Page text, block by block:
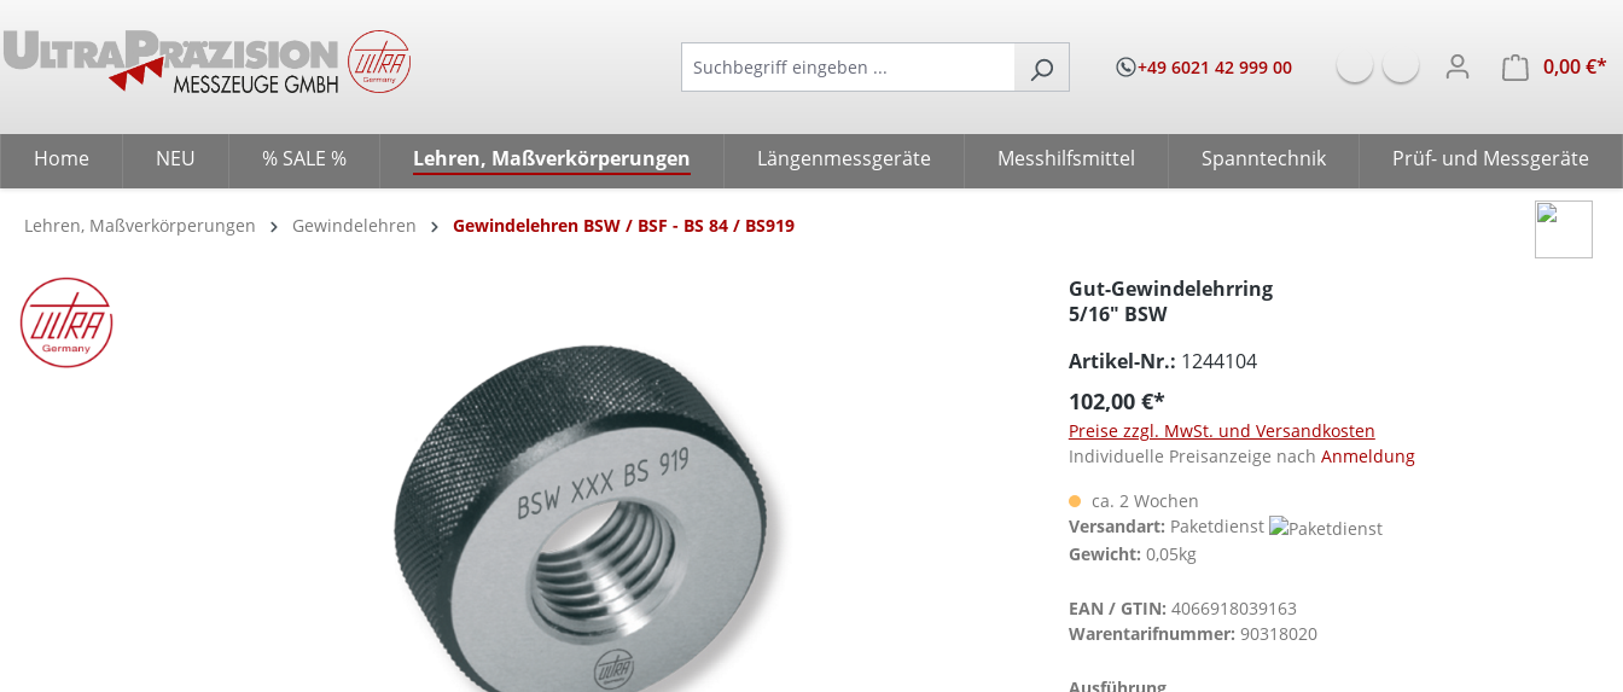
Zur Hauptnavigation springen
+49 6021 42 999 00
0,00 €*
Home NEU % SALE % Lehren, Maßverkörperungen Längenmessgeräte Messhilfsmittel Spanntechnik Prüf- und Messgeräte
Lehren, Maßverkörperungen Gewindelehren Gewindelehren BSW / BSF - BS 84 / BS919
Bildergalerie überspringen
Gut-Gewindelehrring
5/16" BSW
Artikel-Nr.: 1244104
102,00 €*
Preise zzgl. MwSt. und Versandkosten
Individuelle Preisanzeige nach Anmeldung
ca. 2 Wochen
Versandart: Paketdienst
Gewicht: 0,05kg
EAN / GTIN: 4066918039163
Warentarifnummer: 90318020
Ausführungauswählen